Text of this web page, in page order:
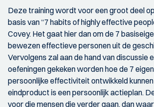
Deze training wordt voor een groot deel
basis van “7 habits of highly effective
Covey. Het gaat hier dan om de 7
bewezen effectieve personen uit de
Vervolgens zal aan de hand van discussie
oefeningen gekeken worden hoe de 7
persoonlijke effectiviteit ontwikkeld
eindproduct is een persoonlijk actieplan.
voor die mensen die verder gaan, dan